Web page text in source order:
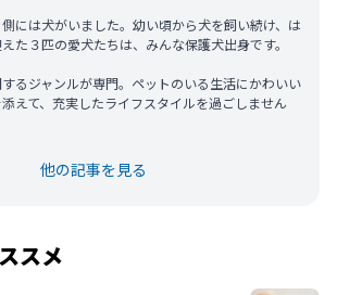
には犬がいました。幼い頃から犬を飼い続け、は
た３匹の愛犬たちは、みんな保護犬出身です。
るジャンルが専門。ペットのいる生活にかわいい
えて、充実したライフスタイルを過ごしません
他の記事を見る
スメ